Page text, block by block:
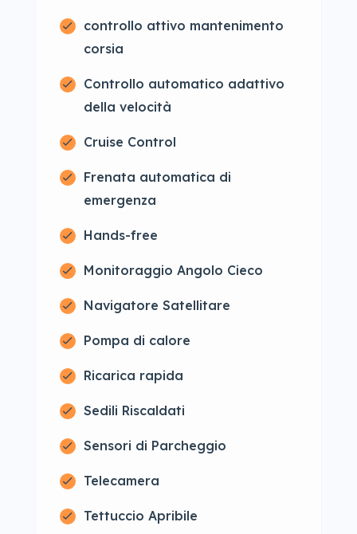
controllo attivo mantenimento
corsia
Controllo automatico adattivo
della velocità
Cruise Control
Frenata automatica di
emergenza
Hands-free
Monitoraggio Angolo Cieco
Navigatore Satellitare
Pompa di calore
Ricarica rapida
Sedili Riscaldati
Sensori di Parcheggio
Telecamera
Tettuccio Apribile